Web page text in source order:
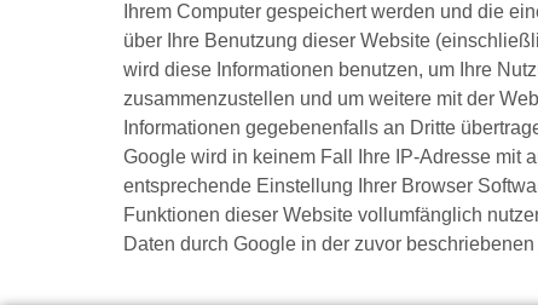
Ihrem Computer gespeichert werden und die
über Ihre Benutzung dieser Website
wird diese Informationen benutzen, um Ihre
zusammenzustellen und um weitere mit der
Informationen gegebenenfalls an Dritte
Google wird in keinem Fall Ihre IP-Adresse mit
entsprechende Einstellung Ihrer Browser
Funktionen dieser Website vollumfänglich
Daten durch Google in der zuvor